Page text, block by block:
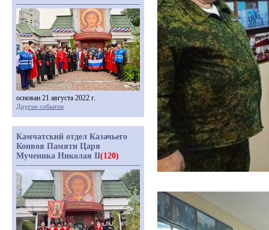
основан 21 августа 2022 г.
Другие события
Камчатский отдел Казачьего
Конвоя Памяти Царя
Мученика Николая II(120)